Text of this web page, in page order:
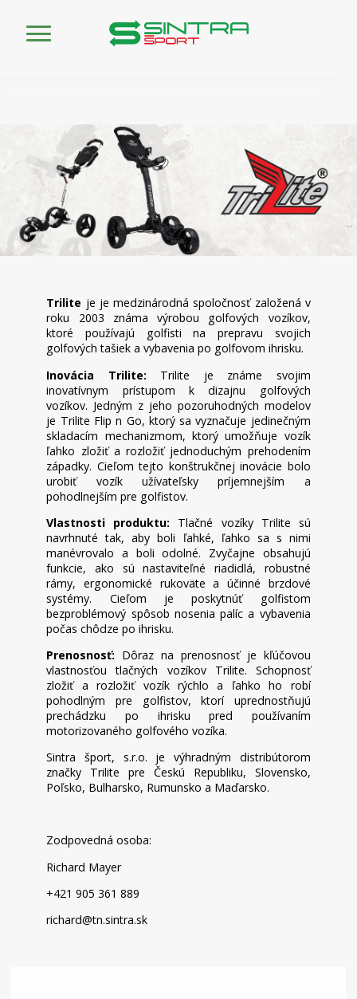
Trilite je je medzinárodná spoločnosť založená v
roku 2003 známa výrobou golfových vozíkov,
ktoré používajú golfisti na prepravu svojich
golfových tašiek a vybavenia po golfovom ihrisku.
Inovácia Trilite: Trilite je známe svojim
inovatívnym prístupom k dizajnu golfových
vozíkov. Jedným z jeho pozoruhodných modelov
je Trilite Flip n Go, ktorý sa vyznačuje jedinečným
skladacím mechanizmom, ktorý umožňuje vozík
ľahko zložiť a rozložiť jednoduchým prehodením
západky. Cieľom tejto konštrukčnej inovácie bolo
urobiť vozík užívateľsky príjemnejším a
pohodlnejším pre golfistov.
Vlastnosti produktu: Tlačné vozíky Trilite sú
navrhnuté tak, aby boli ľahké, ľahko sa s nimi
manévrovalo a boli odolné. Zvyčajne obsahujú
funkcie, ako sú nastaviteľné riadidlá, robustné
rámy, ergonomické rukoväte a účinné brzdové
systémy. Cieľom je poskytnúť golfistom
bezproblémový spôsob nosenia palíc a vybavenia
počas chôdze po ihrisku.
Prenosnosť: Dôraz na prenosnosť je kľúčovou
vlastnosťou tlačných vozíkov Trilite. Schopnosť
zložiť a rozložiť vozík rýchlo a ľahko ho robí
pohodlným pre golfistov, ktorí uprednostňujú
prechádzku po ihrisku pred používaním
motorizovaného golfového vozíka.
Sintra šport, s.r.o. je výhradným distribútorom
značky Trilite pre Českú Republiku, Slovensko,
Poľsko, Bulharsko, Rumunsko a Maďarsko.
Zodpovedná osoba:
Richard Mayer
+421 905 361 889
richard@tn.sintra.sk